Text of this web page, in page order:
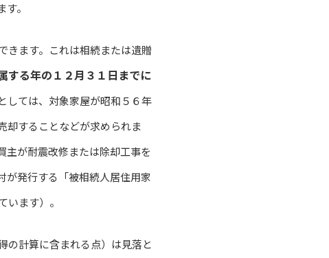
。
きます。これは相続または遺贈
する年の１２月３１日までに
しては、対象家屋が昭和５６年
却することなどが求められま
主が耐震改修または除却工事を
が発行する「被相続人居住用家
ます）。
の計算に含まれる点）は見落と